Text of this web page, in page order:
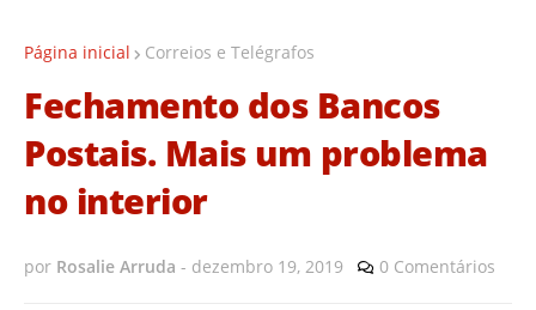
Página inicial Correios e Telégrafos
Fechamento dos Bancos
Postais. Mais um problema
no interior
por Rosalie Arruda - dezembro 19, 2019 0 Comentários